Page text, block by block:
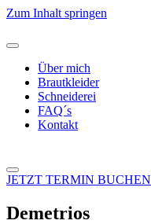
Zum Inhalt springen
Über mich
Brautkleider
Schneiderei
FAQ´s
Kontakt
JETZT TERMIN BUCHEN
Demetrios